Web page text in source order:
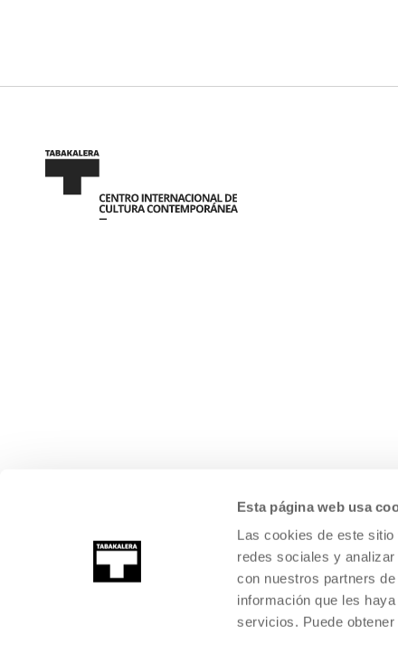
Esta página web usa
Las cookies de este
redes sociales y
con nuestros partners
información que les
servicios. Puede